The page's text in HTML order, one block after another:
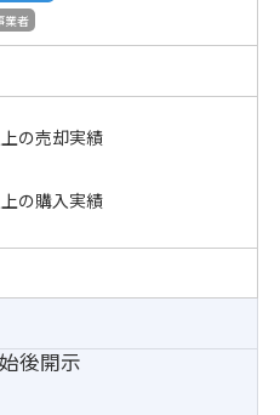
業者
の売却実績
の購入実績
後開示